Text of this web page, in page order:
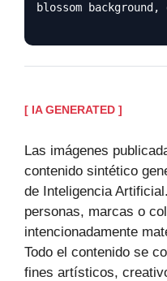
blossom background,
[ IA GENERATED ]
Las imágenes
contenido sintético
de Inteligencia
personas, marcas o
intencionadamente
Todo el contenido se
fines artísticos,